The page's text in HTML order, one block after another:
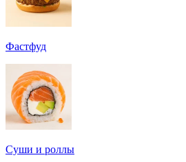
Фастфуд
Суши и роллы